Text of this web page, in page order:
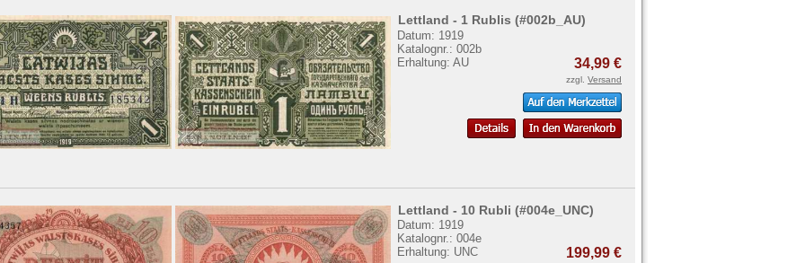
Lettland - 1 Rublis (#002b_AU)
Datum: 1919
Katalognr.: 002b
Erhaltung: AU
34,99 €
zzgl. Versand
Lettland - 10 Rubli (#004e_UNC)
Datum: 1919
Katalognr.: 004e
Erhaltung: UNC
199,99 €